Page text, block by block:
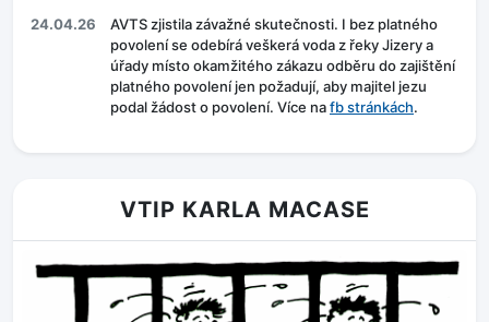
24.04.26
AVTS zjistila závažné skutečnosti. I bez platného
povolení se odebírá veškerá voda z řeky Jizery a
úřady místo okamžitého zákazu odběru do zajištění
platného povolení jen požadují, aby majitel jezu
podal žádost o povolení. Více nafb stránkách.
VTIP KARLA MACASE